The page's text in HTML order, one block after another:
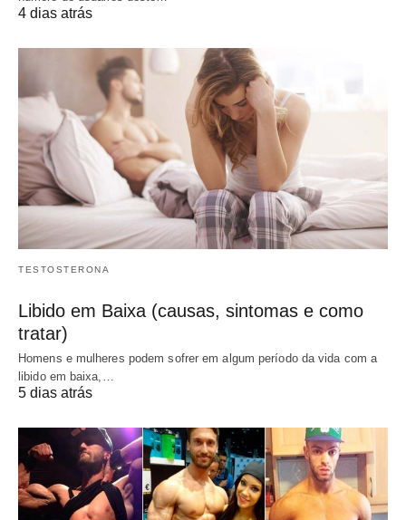
4 dias atrás
TESTOSTERONA
Libido em Baixa (causas, sintomas e como
tratar)
Homens e mulheres podem sofrer em algum período da vida com a
libido em baixa,…
5 dias atrás